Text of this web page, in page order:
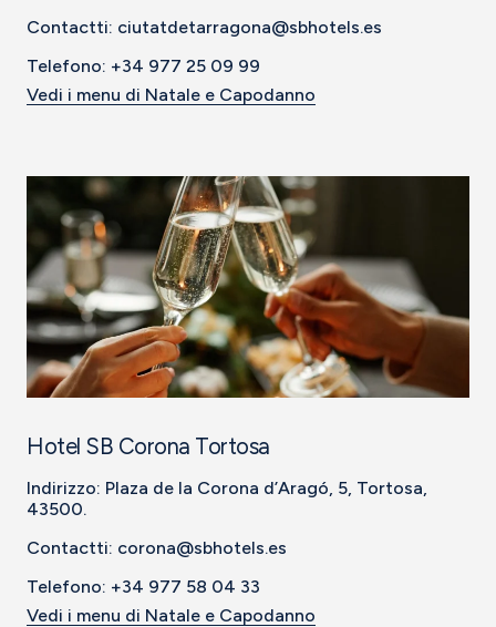
Contactti: ciutatdetarragona@sbhotels.es
Telefono: +34 977 25 09 99
Vedi i menu di Natale e Capodanno
Hotel SB Corona Tortosa
Indirizzo: Plaza de la Corona d’Aragó, 5, Tortosa,
43500.
Contactti: corona@sbhotels.es
Telefono: +34 977 58 04 33
Vedi i menu di Natale e Capodanno